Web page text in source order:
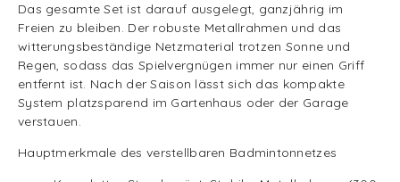
Das gesamte Set ist darauf ausgelegt, ganzjährig im
Freien zu bleiben. Der robuste Metallrahmen und das
witterungsbeständige Netzmaterial trotzen Sonne und
Regen, sodass das Spielvergnügen immer nur einen Griff
entfernt ist. Nach der Saison lässt sich das kompakte
System platzsparend im Gartenhaus oder der Garage
verstauen.
Hauptmerkmale des verstellbaren Badmintonnetzes